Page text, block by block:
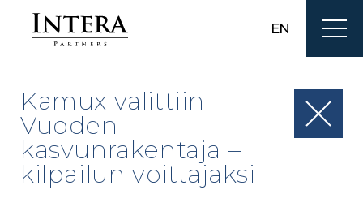
EN
Kamux valittiin
Vuoden
kasvunrakentaja –
kilpailun voittajaksi